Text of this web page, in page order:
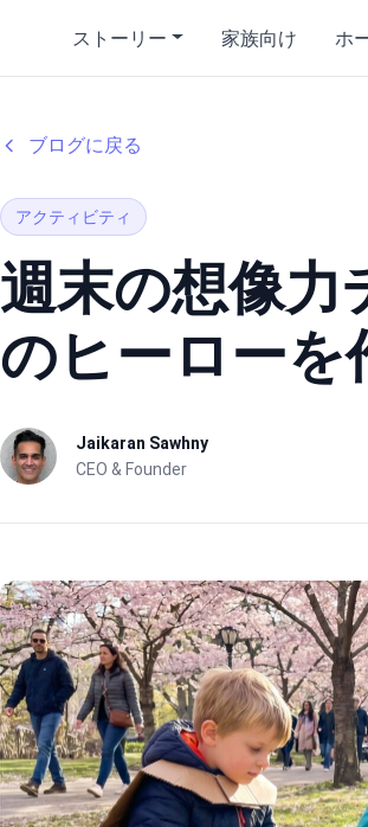
ストーリー 家族向け ホ
ブログに戻る
アクティビティ
週末の想像力
のヒーローを
Jaikaran Sawhny
CEO & Founder